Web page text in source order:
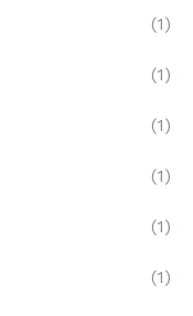
(1)
(1)
(1)
(1)
(1)
(1)